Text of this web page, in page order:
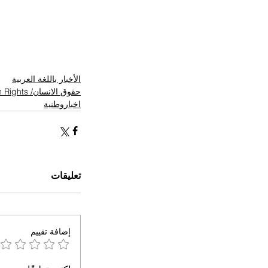
الأخبار باللغة العربية
حقوق الانسان/ Human Rights
اخباروطنية
تعليقات
إضافة تقييم